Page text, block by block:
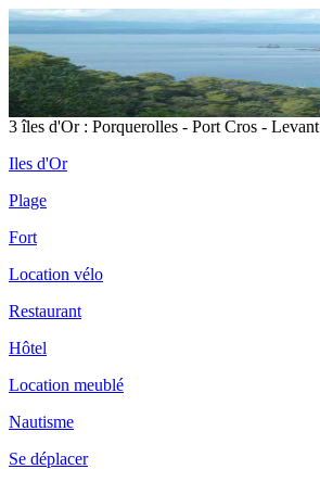
3 îles d'Or : Porquerolles - Port Cros - Levant
Iles d'Or
Plage
Fort
Location vélo
Restaurant
Hôtel
Location meublé
Nautisme
Se déplacer